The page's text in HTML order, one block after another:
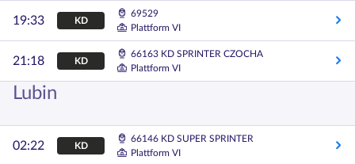
19:33 KD
69529
Plattform VI
21:18 KD
66163 KD SPRINTER CZOCHA
Plattform VI
Lubin
02:22 KD
66146 KD SUPER SPRINTER
Plattform VI